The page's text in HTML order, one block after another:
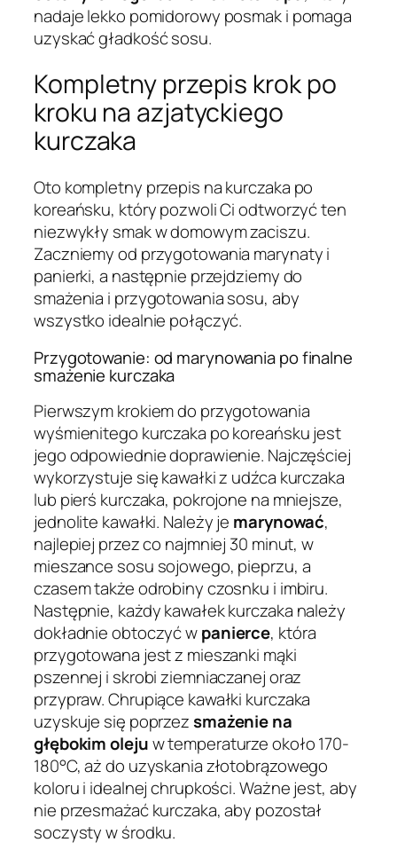
nadaje lekko pomidorowy posmak i pomaga
uzyskać gładkość sosu.
Kompletny przepis krok po
kroku na azjatyckiego
kurczaka
Oto kompletny przepis na kurczaka po
koreańsku, który pozwoli Ci odtworzyć ten
niezwykły smak w domowym zaciszu.
Zaczniemy od przygotowania marynaty i
panierki, a następnie przejdziemy do
smażenia i przygotowania sosu, aby
wszystko idealnie połączyć.
Przygotowanie: od marynowania po finalne
smażenie kurczaka
Pierwszym krokiem do przygotowania
wyśmienitego kurczaka po koreańsku jest
jego odpowiednie doprawienie. Najczęściej
wykorzystuje się kawałki z udźca kurczaka
lub pierś kurczaka, pokrojone na mniejsze,
jednolite kawałki. Należy je marynować,
najlepiej przez co najmniej 30 minut, w
mieszance sosu sojowego, pieprzu, a
czasem także odrobiny czosnku i imbiru.
Następnie, każdy kawałek kurczaka należy
dokładnie obtoczyć wpanierce, która
przygotowana jest z mieszanki mąki
pszennej i skrobi ziemniaczanej oraz
przypraw. Chrupiące kawałki kurczaka
uzyskuje się poprzezsmażenie na
głębokim olejuw temperaturze około 170-
180°C, aż do uzyskania złotobrązowego
koloru i idealnej chrupkości. Ważne jest, aby
nie przesmażać kurczaka, aby pozostał
soczysty w środku.